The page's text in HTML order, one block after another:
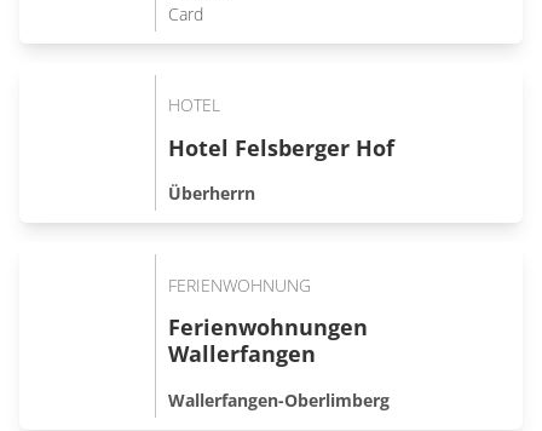
HOTEL
Hotel Felsberger Hof
Überherrn
FERIENWOHNUNG
Ferienwohnungen
Wallerfangen
Wallerfangen-Oberlimberg